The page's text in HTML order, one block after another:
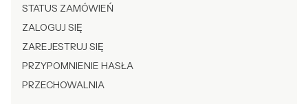
STATUS ZAMÓWIEŃ
ZALOGUJ SIĘ
ZAREJESTRUJ SIĘ
PRZYPOMNIENIE HASŁA
PRZECHOWALNIA